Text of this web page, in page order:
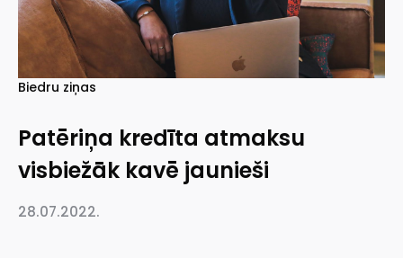
Biedru ziņas
Patēriņa kredīta atmaksu
visbiežāk kavē jaunieši
28.07.2022.